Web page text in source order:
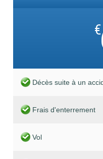
€
Décès suite à un
Frais d'enterrement
Vol